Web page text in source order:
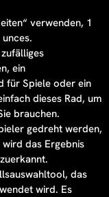
verwenden, 1
ein
für Spiele oder ein
dieses Rad, um
brauchen.
gedreht werden,
das Ergebnis
das
wird. Es